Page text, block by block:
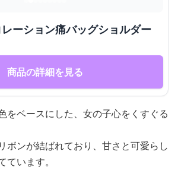
ーション痛バッグショルダー
商品の詳細を見る
をベースにした、女の子心をくすぐる
ボンが結ばれており、甘さと可愛らし
ています。